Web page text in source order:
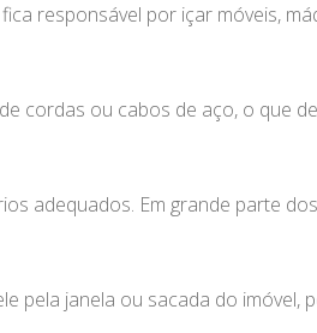
responsável por içar móveis,
cordas ou cabos de aço, o que
adequados. Em grande parte
pela janela ou sacada do imóvel,